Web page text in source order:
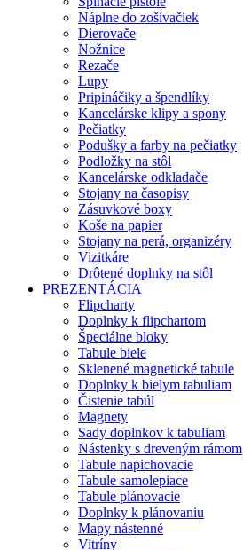
Náplne do zošívačiek
Dierovače
Nožnice
Rezače
Lupy
Pripináčiky a špendlíky
Kancelárske klipy a spony
Pečiatky
Podušky a farby na pečiatky
Podložky na stôl
Kancelárske odkladače
Stojany na časopisy
Zásuvkové boxy
Koše na papier
Stojany na perá, organizéry
Vizitkáre
Drôtené doplnky na stôl
PREZENTÁCIA
Flipcharty
Doplnky k flipchartom
Špeciálne bloky
Tabule biele
Sklenené magnetické tabule
Doplnky k bielym tabuliam
Čistenie tabúl
Magnety
Sady doplnkov k tabuliam
Nástenky s dreveným rámom
Tabule napichovacie
Tabule samolepiace
Tabule plánovacie
Doplnky k plánovaniu
Mapy nástenné
Vitríny